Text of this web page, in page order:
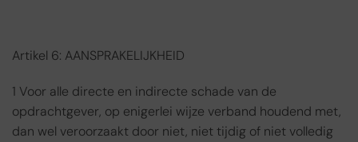
Artikel 6: AANSPRAKELIJKHEID
1 Voor alle directe en indirecte schade van de
opdrachtgever, op enigerlei wijze verband houdend met,
dan wel veroorzaakt door niet, niet tijdig of niet volledig